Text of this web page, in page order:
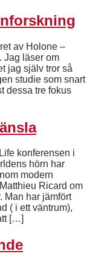
av Holone –
Jag läser om
jag själv tror så
studie som snart
dessa tre fokus
konferensen i
hörn har
modern
Ricard om
Man har jämfört
( i ett väntrum),
[…]